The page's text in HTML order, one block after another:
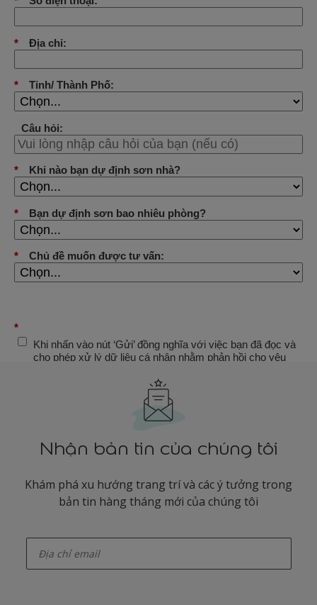
Nhận bản tin của chúng tôi
Khám phá xu hướng trang trí và các ý tưởng trong
bản tin hàng tháng mới của chúng tôi